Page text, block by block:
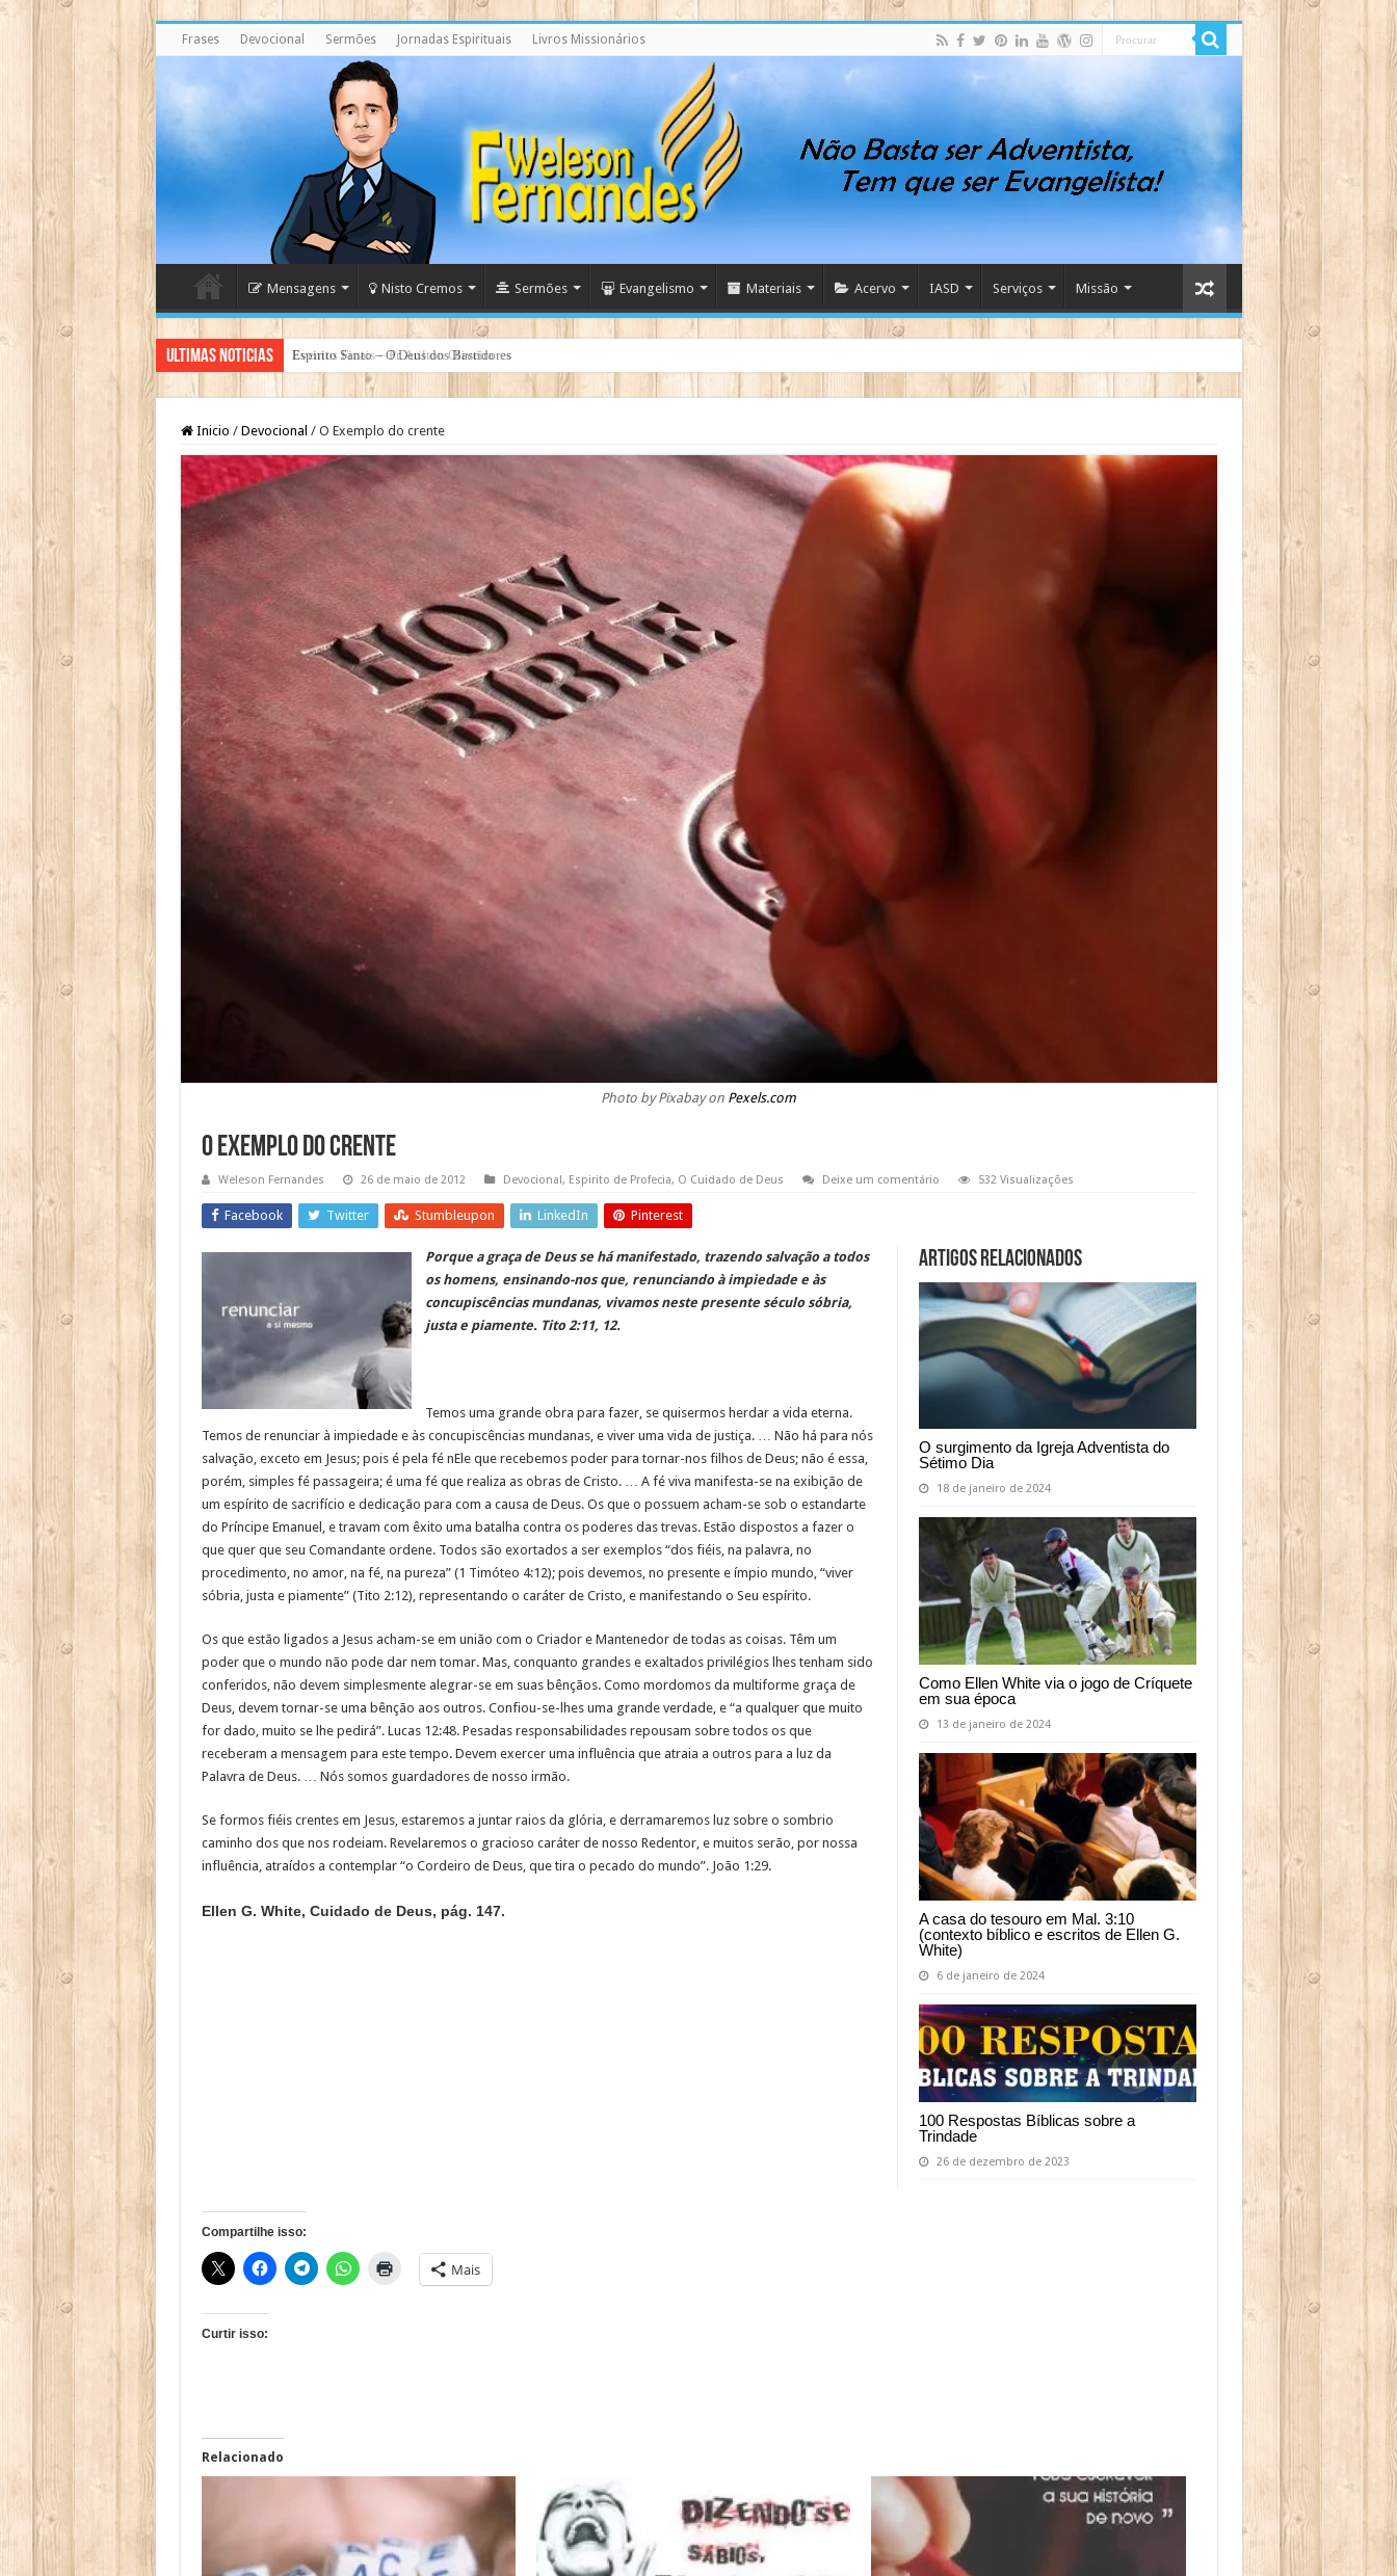
Frases Devocional Sermões Jornadas Espirituais Livros Missionários
Mensagens Nisto Cremos Sermões Evangelismo Materiais Acervo IASD Serviços Missão
Ultimas Noticias Espirito Santo – O Deus dos Bastidores
Inicio / Devocional / O Exemplo do crente
Photo by Pixabay on Pexels.com
O Exemplo do crente
Weleson Fernandes 26 de maio de 2012 Devocional, Espirito de Profecia, O Cuidado de Deus Deixe um comentário 532 Visualizações
Facebook Twitter Stumbleupon LinkedIn Pinterest
Artigos relacionados
O surgimento da Igreja Adventista do
Sétimo Dia
18 de janeiro de 2024
Como Ellen White via o jogo de Críquete
em sua época
13 de janeiro de 2024
A casa do tesouro em Mal. 3:10
(contexto bíblico e escritos de Ellen G.
White)
6 de janeiro de 2024
100 Respostas Bíblicas sobre a
Trindade
26 de dezembro de 2023
Porque a graça de Deus se há manifestado, trazendo salvação a todos
os homens, ensinando-nos que, renunciando à impiedade e às
concupiscências mundanas, vivamos neste presente século sóbria,
justa e piamente. Tito 2:11, 12.
Temos uma grande obra para fazer, se quisermos herdar a vida eterna.
Temos de renunciar à impiedade e às concupiscências mundanas, e viver uma vida de justiça. … Não há para nós
salvação, exceto em Jesus; pois é pela fé nEle que recebemos poder para tornar-nos filhos de Deus; não é essa,
porém, simples fé passageira; é uma fé que realiza as obras de Cristo. … A fé viva manifesta-se na exibição de
um espírito de sacrifício e dedicação para com a causa de Deus. Os que o possuem acham-se sob o estandarte
do Príncipe Emanuel, e travam com êxito uma batalha contra os poderes das trevas. Estão dispostos a fazer o
que quer que seu Comandante ordene. Todos são exortados a ser exemplos “dos fiéis, na palavra, no
procedimento, no amor, na fé, na pureza” (1 Timóteo 4:12); pois devemos, no presente e ímpio mundo, “viver
sóbria, justa e piamente” (Tito 2:12), representando o caráter de Cristo, e manifestando o Seu espírito.
Os que estão ligados a Jesus acham-se em união com o Criador e Mantenedor de todas as coisas. Têm um
poder que o mundo não pode dar nem tomar. Mas, conquanto grandes e exaltados privilégios lhes tenham sido
conferidos, não devem simplesmente alegrar-se em suas bênçãos. Como mordomos da multiforme graça de
Deus, devem tornar-se uma bênção aos outros. Confiou-se-lhes uma grande verdade, e “a qualquer que muito
for dado, muito se lhe pedirá”. Lucas 12:48. Pesadas responsabilidades repousam sobre todos os que
receberam a mensagem para este tempo. Devem exercer uma influência que atraia a outros para a luz da
Palavra de Deus. … Nós somos guardadores de nosso irmão.
Se formos fiéis crentes em Jesus, estaremos a juntar raios da glória, e derramaremos luz sobre o sombrio
caminho dos que nos rodeiam. Revelaremos o gracioso caráter de nosso Redentor, e muitos serão, por nossa
influência, atraídos a contemplar “o Cordeiro de Deus, que tira o pecado do mundo”. João 1:29.
Ellen G. White, Cuidado de Deus, pág. 147.
Compartilhe isso:
Mais
Curtir isso:
Relacionado